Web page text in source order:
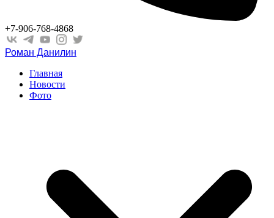
+7-906-768-4868
Роман Данилин
Главная
Новости
Фото